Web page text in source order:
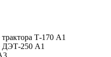
трактора Т-170 А1
ДЭТ-250 А1